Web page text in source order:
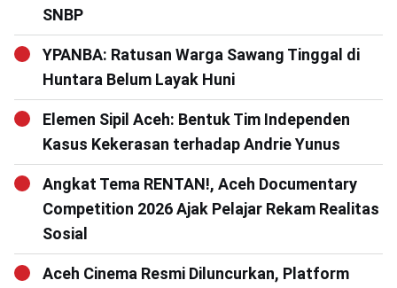
SNBP
YPANBA: Ratusan Warga Sawang Tinggal di
Huntara Belum Layak Huni
Elemen Sipil Aceh: Bentuk Tim Independen
Kasus Kekerasan terhadap Andrie Yunus
Angkat Tema RENTAN!, Aceh Documentary
Competition 2026 Ajak Pelajar Rekam Realitas
Sosial
Aceh Cinema Resmi Diluncurkan, Platform